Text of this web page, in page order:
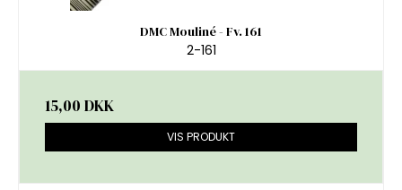
DMC Mouliné - Fv. 161
2-161
15,00 DKK
VIS PRODUKT